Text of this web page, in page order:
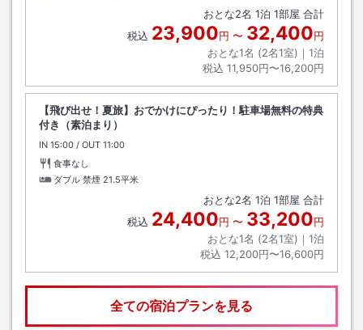
おとな2名 1泊 1部屋 合計
税込 23,900円 〜 32,400円
おとな1名 (2名1室)｜ 1泊
税込 11,950円〜16,200円
【飛び出せ！夏旅】おでかけにぴったり！駐車場無料の特典
付き（素泊まり）
IN チェックイン
15:00 / OUT チェックアウト
11:00
食事なし
ダブル 禁煙 21.5平米
おとな2名 1泊 1部屋 合計
税込 24,400円 〜 33,200円
おとな1名 (2名1室)｜ 1泊
税込 12,200円〜16,600円
全ての宿泊プランを見る